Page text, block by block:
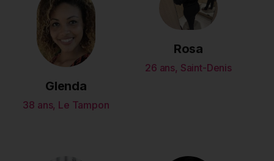
Glenda
38 ans, Le Tampon
Rosa
26 ans, Saint-Denis